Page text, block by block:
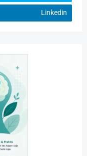
Linkedin